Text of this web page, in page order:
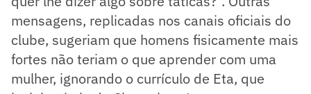
mensagens, replicadas nos canais oficiais do
clube, sugeriam que homens fisicamente mais
fortes não teriam o que aprender com uma
mulher, ignorando o currículo de Eta, que